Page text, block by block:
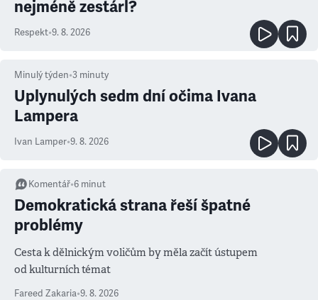
nejméně zestárl?
Respekt•9. 8. 2026
Minulý týden•3 minuty
Uplynulých sedm dní očima Ivana
Lampera
Ivan Lamper•9. 8. 2026
Komentář•6 minut
Demokratická strana řeší špatné
problémy
Cesta k dělnickým voličům by měla začít ústupem
od kulturních témat
Fareed Zakaria•9. 8. 2026